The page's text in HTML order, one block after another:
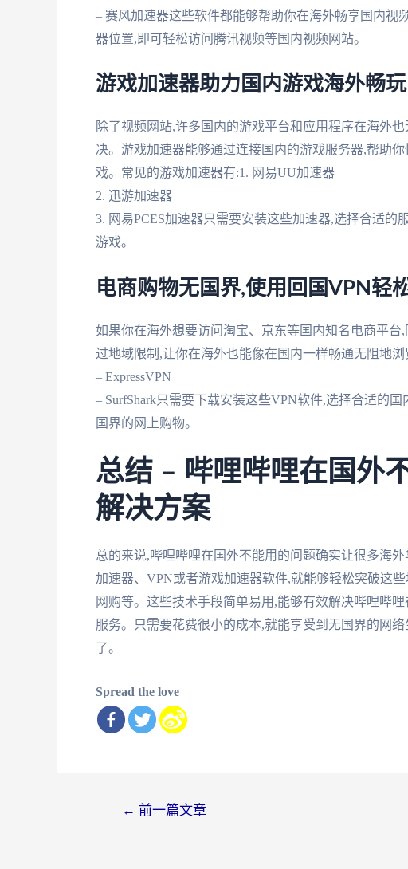
– 赛风加速器这些软件都能够帮助你在海外畅享国内视
器位置,即可轻松访问腾讯视频等国内视频网站。
游戏加速器助力国内游戏海外畅玩
除了视频网站,许多国内的游戏平台和应用程序在海外
决。游戏加速器能够通过连接国内的游戏服务器,帮助
戏。常见的游戏加速器有:1. 网易UU加速器
2. 迅游加速器
3. 网易PCES加速器只需要安装这些加速器,选择合适的
游戏。
电商购物无国界,使用回国VPN轻
如果你在海外想要访问淘宝、京东等国内知名电商平
过地域限制,让你在海外也能像在国内一样畅通无阻地
– ExpressVPN
– SurfShark只需要下载安装这些VPN软件,选择合适的
国界的网上购物。
总结 – 哔哩哔哩在国外
解决方案
总的来说,哔哩哔哩在国外不能用的问题确实让很多海
加速器、VPN或者游戏加速器软件,就能够轻松突破这
网购等。这些技术手段简单易用,能够有效解决哔哩哔
服务。只需要花费很小的成本,就能享受到无国界的网
了。
Spread the love
← 前一篇文章